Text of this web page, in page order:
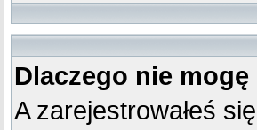
Dlaczego nie
A zarejestrowałeś